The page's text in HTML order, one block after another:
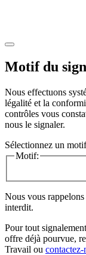
Motif du
Nous effectuons
légalité et la
contrôles vous
nous le signaler.
Sélectionnez un
Motif:
Nous vous
interdit.
Pour tout
offre déjà pourvue,
Travail ou contactez-